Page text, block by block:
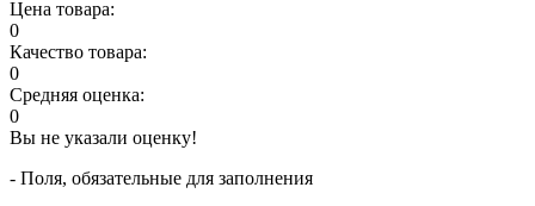
Цена товара:
0
Качество товара:
0
Средняя оценка:
0
Вы не указали оценку!
- Поля, обязательные для заполнения